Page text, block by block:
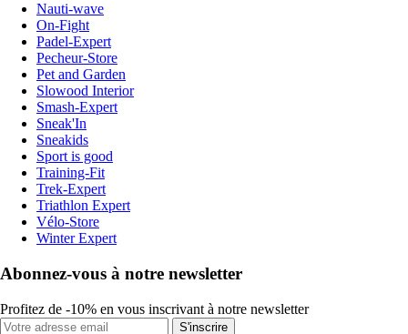
Nauti-wave
On-Fight
Padel-Expert
Pecheur-Store
Pet and Garden
Slowood Interior
Smash-Expert
Sneak'In
Sneakids
Sport is good
Training-Fit
Trek-Expert
Triathlon Expert
Vélo-Store
Winter Expert
Abonnez-vous à notre newsletter
Profitez de -10% en vous inscrivant à notre newsletter
S'inscrire